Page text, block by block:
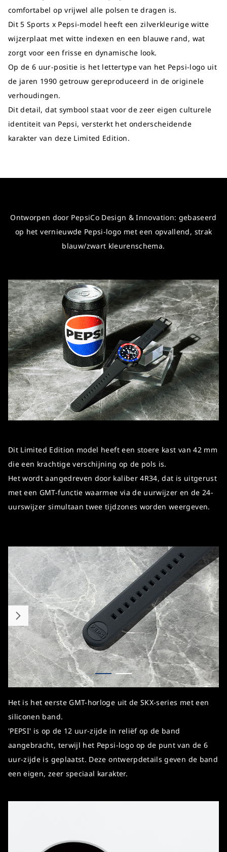
comfortabel op vrijwel alle polsen te dragen is.
Dit 5 Sports x Pepsi-model heeft een zilverkleurige witte
wijzerplaat met witte indexen en een blauwe rand, wat
zorgt voor een frisse en dynamische look.
Op de 6 uur-positie is het lettertype van het Pepsi-logo uit
de jaren 1990 getrouw gereproduceerd in de originele
verhoudingen.
Dit detail, dat symbool staat voor de zeer eigen culturele
identiteit van Pepsi, versterkt het onderscheidende
karakter van deze Limited Edition.
Ontworpen door PepsiCo Design & Innovation: gebaseerd
op het vernieuwde Pepsi-logo met een opvallend, strak
blauw/zwart kleurenschema.
Dit Limited Edition model heeft een stoere kast van 42 mm
die een krachtige verschijning op de pols is.
Het wordt aangedreven door kaliber 4R34, dat is uitgerust
met een GMT-functie waarmee via de uurwijzer en de 24-
uurswijzer simultaan twee tijdzones worden weergeven.
Het is het eerste GMT-horloge uit de SKX-series met een
siliconen band.
'PEPSI' is op de 12 uur-zijde in reliëf op de band
aangebracht, terwijl het Pepsi-logo op de punt van de 6
uur-zijde is geplaatst. Deze ontwerpdetails geven de band
een eigen, zeer speciaal karakter.